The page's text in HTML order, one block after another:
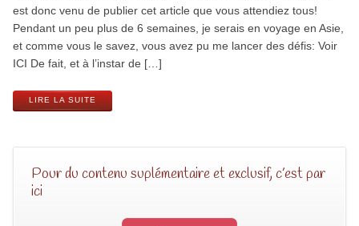
est donc venu de publier cet article que vous attendiez tous!
Pendant un peu plus de 6 semaines, je serais en voyage en Asie,
et comme vous le savez, vous avez pu me lancer des défis: Voir
ICI De fait, et à l’instar de […]
LIRE LA SUITE
Pour du contenu suplémentaire et exclusif, c’est par
ici